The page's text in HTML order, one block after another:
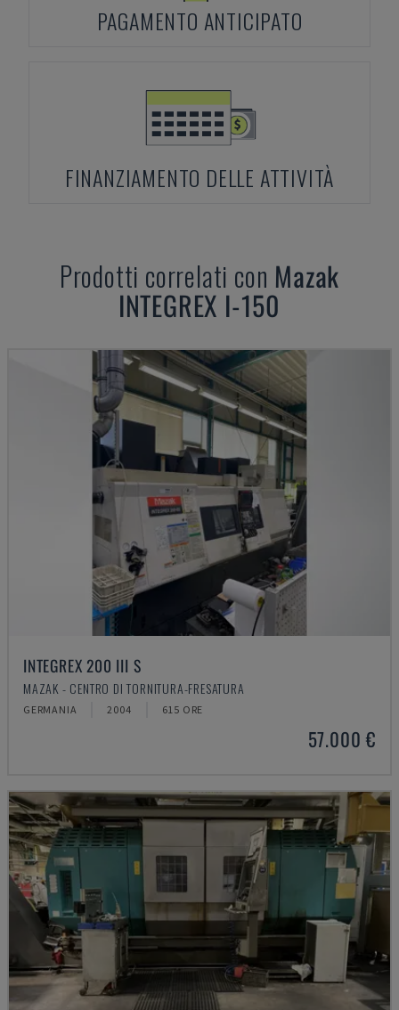
PAGAMENTO ANTICIPATO
FINANZIAMENTO DELLE ATTIVITÀ
Prodotti correlati con Mazak
INTEGREX I-150
INTEGREX 200 III S
MAZAK - CENTRO DI TORNITURA-FRESATURA
GERMANIA 2004 615 ORE
57.000 €